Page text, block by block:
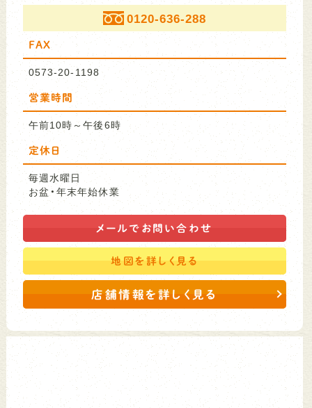
0120-636-288
FAX
0573-20-1198
営業時間
午前10時～午後6時
定休日
毎週水曜日
お盆・年末年始休業
メールで お問い合わせ
地図を詳しく見る
店舗情報を詳しく見る